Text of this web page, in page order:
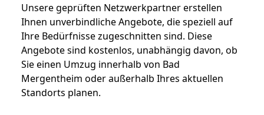
Unsere geprüften Netzwerkpartner erstellen
Ihnen unverbindliche Angebote, die speziell auf
Ihre Bedürfnisse zugeschnitten sind. Diese
Angebote sind kostenlos, unabhängig davon, ob
Sie einen Umzug innerhalb von Bad
Mergentheim oder außerhalb Ihres aktuellen
Standorts planen.